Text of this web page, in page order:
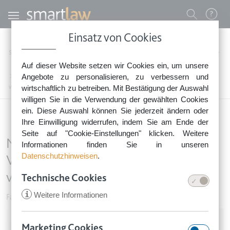
Einsatz von Cookies
Auf dieser Website setzen wir Cookies ein, um unsere
Angebote zu personalisieren, zu verbessern und
wirtschaftlich zu betreiben. Mit Bestätigung der Auswahl
willigen Sie in die Verwendung der gewählten Cookies
ein. Diese Auswahl können Sie jederzeit ändern oder
Ihre Einwilligung widerrufen, indem Sie am Ende der
Seite auf "Cookie-Einstellungen" klicken. Weitere
Informationen finden Sie in unseren
Datenschutzhinweisen.
Technische Cookies
i Weitere Informationen
Direkt zum Inhalt
0800 - 268 4 268 (kostenfrei)
Sie erreichen unser Service-Team:
Montag bis Freitag: 8-18 Uhr
Keine Rechtsberatung.
Benutzermenü
Startseite Familie & Vorsorge
Nicht eheliche Lebensgemeinschaft: Verbot der Stiefkindadoption ist
verfassungswidrig
Nicht eheliche Lebensgemeinschaft:
Verbot der Stiefkindadoption ist
verfassungswidrig
Familie & Vorsorge • 24. Mai 2019
Image